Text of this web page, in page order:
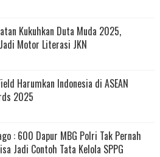
Kukuhkan Duta Muda 2025,
Motor Literasi JKN
Harumkan Indonesia di ASEAN
2025
: 600 Dapur MBG Polri Tak Pernah
Jadi Contoh Tata Kelola SPPG